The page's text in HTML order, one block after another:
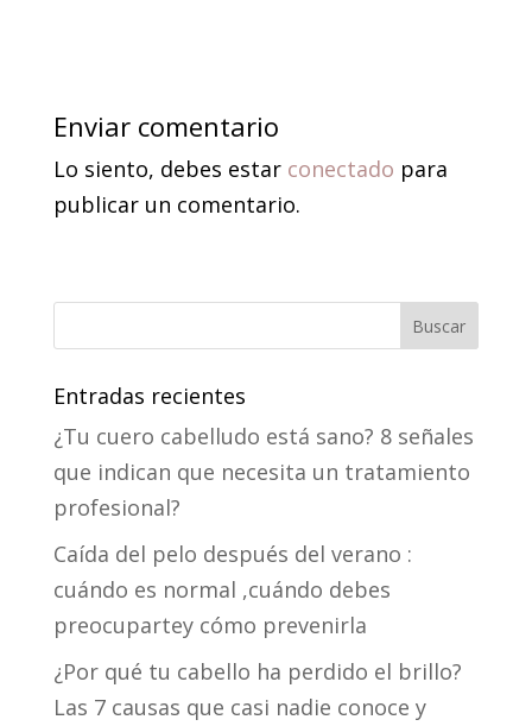
Enviar comentario
Lo siento, debes estar conectado para
publicar un comentario.
Entradas recientes
¿Tu cuero cabelludo está sano? 8 señales
que indican que necesita un tratamiento
profesional?
Caída del pelo después del verano :
cuándo es normal ,cuándo debes
preocupartey cómo prevenirla
¿Por qué tu cabello ha perdido el brillo?
Las 7 causas que casi nadie conoce y